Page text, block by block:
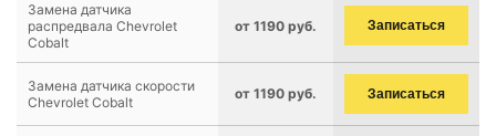
Замена датчика
распредвала Chevrolet
Cobalt
от 1190 руб. Записаться
Замена датчика скорости
Chevrolet Cobalt
от 1190 руб. Записаться